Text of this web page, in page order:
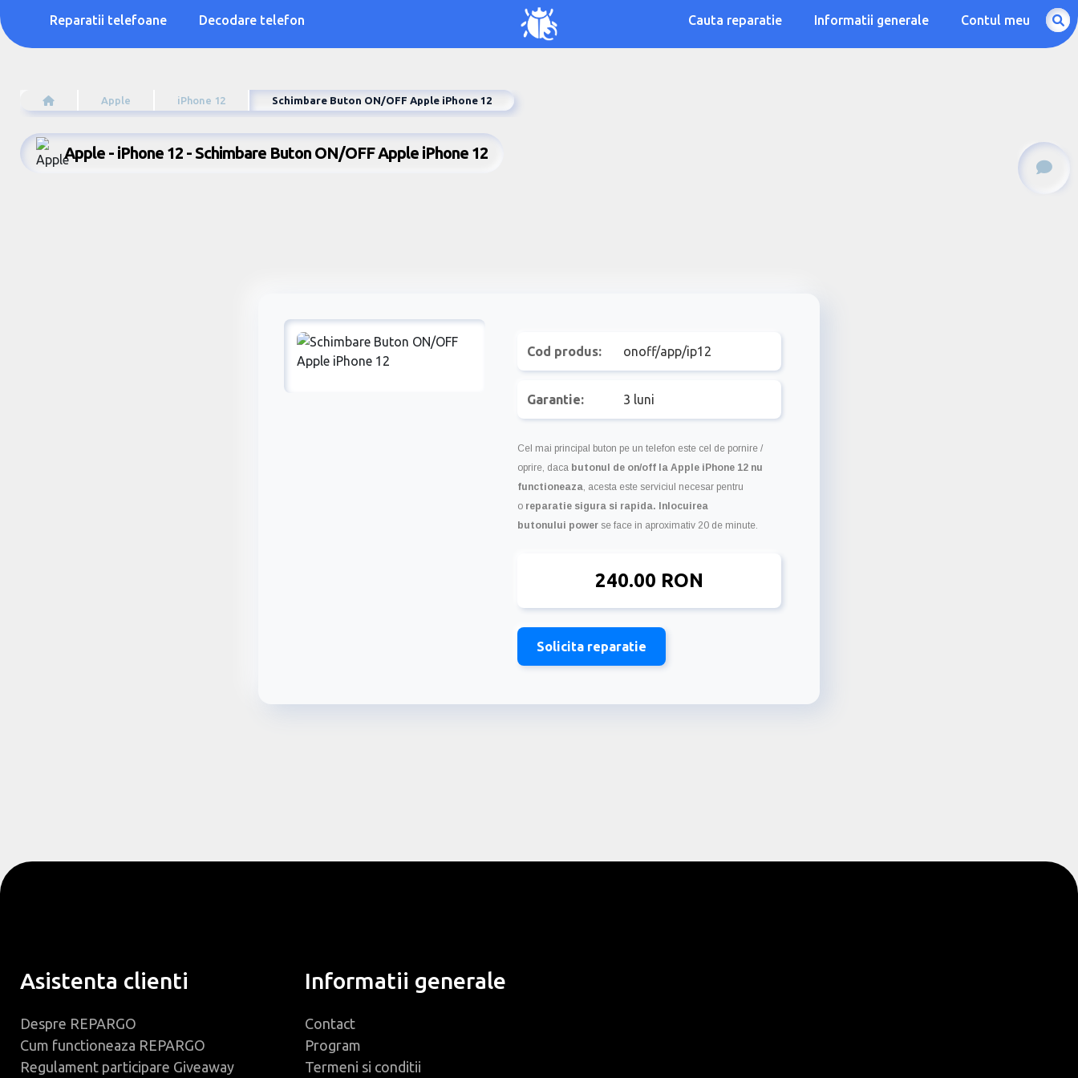
Reparatii telefoane Decodare telefon Cauta reparatie Informatii generale Contul meu
Apple iPhone 12 Schimbare Buton ON/OFF Apple iPhone 12
Apple - iPhone 12 - Schimbare Buton ON/OFF Apple iPhone 12
Cod produs: onoff/app/ip12
Garantie: 3 luni
Cel mai principal buton pe un telefon este cel de pornire /
oprire, daca butonul de on/off la Apple iPhone 12 nu
functioneaza, acesta este serviciul necesar pentru
o reparatie sigura si rapida.
Inlocuirea
butonului power se face in aproximativ 20 de minute.
240.00 RON
Solicita reparatie
Asistenta clienti
Despre REPARGO
Cum functioneaza REPARGO
Regulament participare Giveaway
Informatii generale
Contact
Program
Termeni si conditii